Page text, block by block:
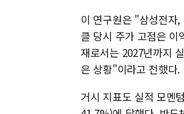
이 연구원은 "삼성전자
클 당시 주가 고점은
재로서는 2027년까지
은 상황"이라고 전했다.
거시 지표도 실적 모멘